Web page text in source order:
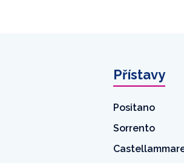
Přístavy
Positano
Sorrento